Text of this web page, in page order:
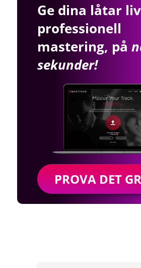
Ge dina låtar
professionell
mastering, på
sekunder!
PROVA DET